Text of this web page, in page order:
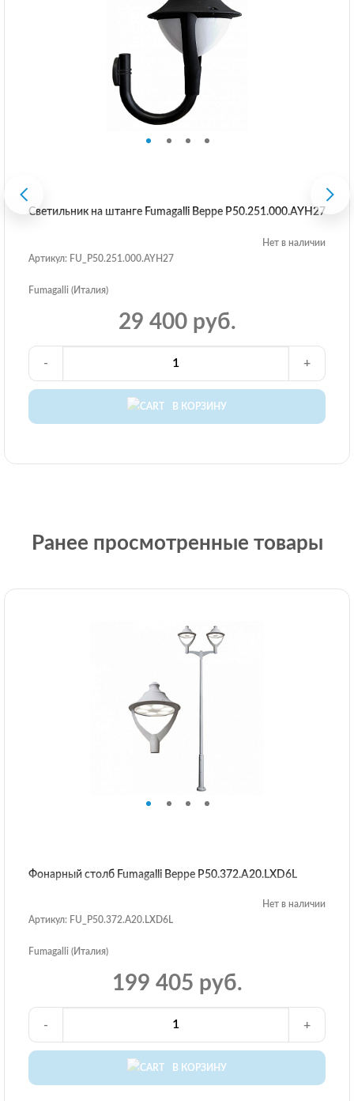
Светильник на штанге Fumagalli Beppe P50.251.000.AYH27
Нет в наличии
Артикул: FU_P50.251.000.AYH27
Fumagalli (Италия)
29 400 руб.
В КОРЗИНУ
- +
Ранее просмотренные товары
Фонарный столб Fumagalli Beppe P50.372.A20.LXD6L
Нет в наличии
Артикул: FU_P50.372.A20.LXD6L
Fumagalli (Италия)
199 405 руб.
В КОРЗИНУ
- +